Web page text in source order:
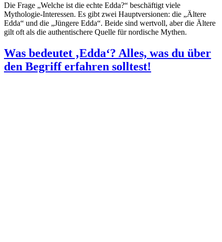
Die Frage „Welche ist die echte Edda?“ beschäftigt viele
Mythologie-Interessen. Es gibt zwei Hauptversionen: die „Ältere
Edda“ und die „Jüngere Edda“. Beide sind wertvoll, aber die Ältere
gilt oft als die authentischere Quelle für nordische Mythen.
Was bedeutet ‚Edda‘? Alles, was du über
den Begriff erfahren solltest!